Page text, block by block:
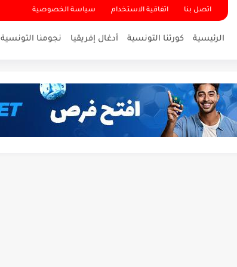
اتصل بنا اتفاقية الاستخدام سياسة الخصوصية
الرئيسية كورتنا التونسية أدغال إفريقيا نجومنا التونسية